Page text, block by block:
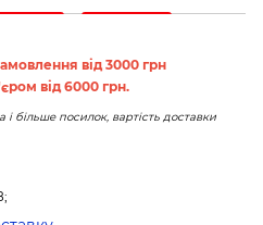
від 3000 грн
від 6000 грн.
більше посилок, вартість доставки